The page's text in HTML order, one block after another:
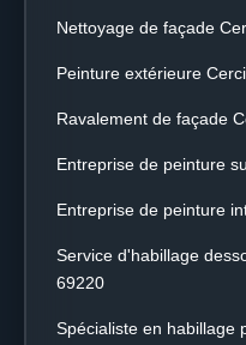
Nettoyage de façade
Peinture extérieure
Ravalement de façade
Entreprise de peinture
Entreprise de peinture
Service d'habillage
69220
Spécialiste en habillage